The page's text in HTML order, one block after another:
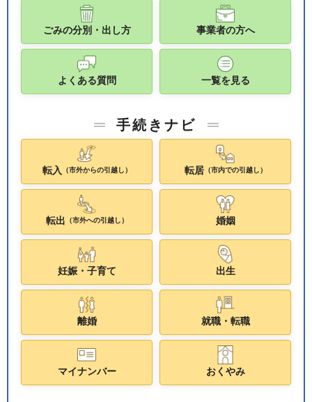
ごみの分別・出し方 事業者の方へ
よくある質問 一覧を見る
手続きナビ
転入 （市外からの引越し） 転居（市内での引越し）
転出 （市外への引越し） 婚姻
妊娠・子育て 出生
離婚 就職・転職
マイナンバー おくやみ